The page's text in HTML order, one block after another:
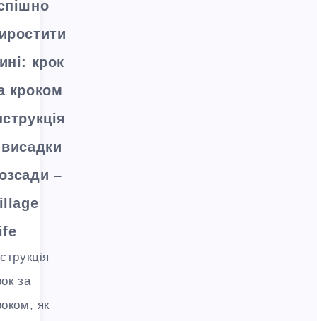
крок
кроком
–
за
як